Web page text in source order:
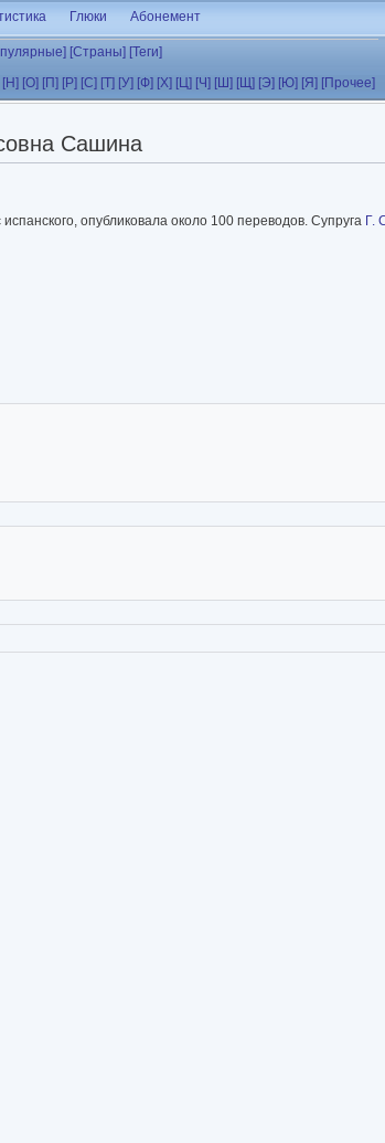
Глюки Абонемент
[Страны] [Теги]
[Н] [О] [П] [Р] [С] [Т] [У] [Ф] [Х] [Ц] [Ч] [Ш] [Щ] [Э] [Ю] [Я] [Прочее]
Сашина
опубликовала около 100 переводов. Супруга Г.